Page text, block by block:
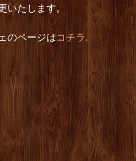
いたします。
のページはコチラ.